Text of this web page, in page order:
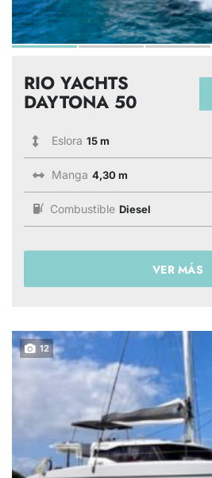
RIO YACHTS
DAYTONA 50
Eslora 15 m
Manga 4,30 m
Combustible Diesel
VER MÁS
12